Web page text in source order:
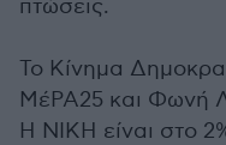
πτώσεις.
Το Κίνημα
ΜέΡΑ25 και Φωνή
Η ΝΙΚΗ είναι στο